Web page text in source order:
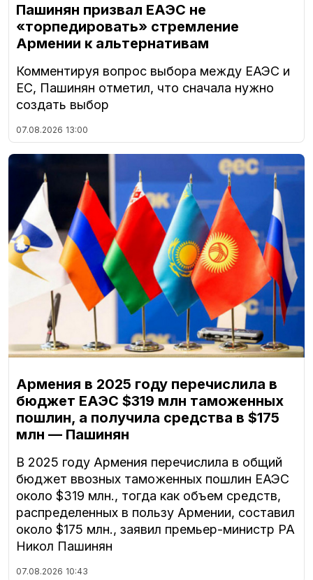
Пашинян призвал ЕАЭС не
«торпедировать» стремление
Армении к альтернативам
Комментируя вопрос выбора между ЕАЭС и
ЕС, Пашинян отметил, что сначала нужно
создать выбор
07.08.2026 13:00
Армения в 2025 году перечислила в
бюджет ЕАЭС $319 млн таможенных
пошлин, а получила средства в $175
млн — Пашинян
В 2025 году Армения перечислила в общий
бюджет ввозных таможенных пошлин ЕАЭС
около $319 млн., тогда как объем средств,
распределенных в пользу Армении, составил
около $175 млн., заявил премьер-министр РА
Никол Пашинян
07.08.2026 10:43